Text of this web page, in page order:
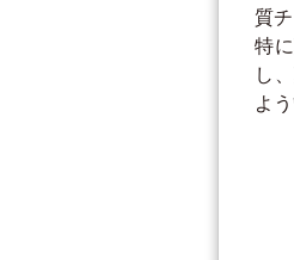
質
特
し
よ